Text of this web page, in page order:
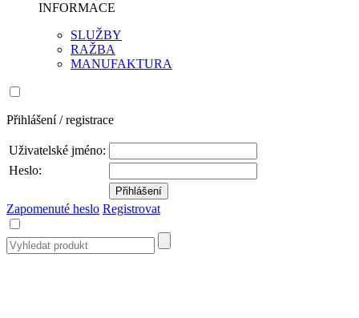
INFORMACE
SLUŽBY
RAŽBA
MANUFAKTURA
Přihlášení / registrace
Uživatelské jméno:
Heslo:
Zapomenuté heslo Registrovat